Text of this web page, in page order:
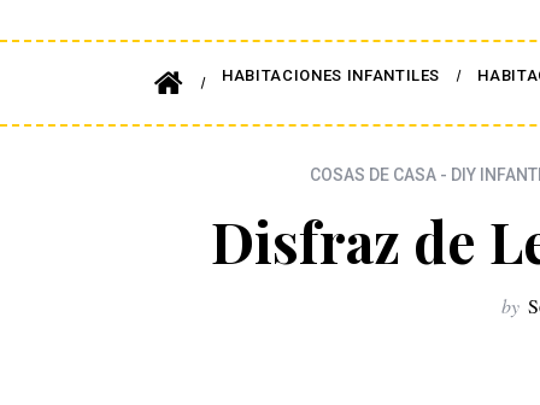
HABITACIONES INFANTILES
COSAS DE CASA - DIY
Disfraz de
by